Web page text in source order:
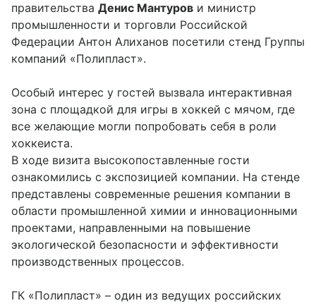
правительства Денис Мантуров и министр
промышленности и торговли Российской
Федерации Антон Алиханов посетили стенд Группы
компаний «Полипласт».
Особый интерес у гостей вызвала интерактивная
зона с площадкой для игры в хоккей с мячом, где
все желающие могли попробовать себя в роли
хоккеиста.
В ходе визита высокопоставленные гости
ознакомились с экспозицией компании. На стенде
представлены современные решения компании в
области промышленной химии и инновационными
проектами, направленными на повышение
экологической безопасности и эффективности
производственных процессов.
ГК «Полипласт» – один из ведущих российских